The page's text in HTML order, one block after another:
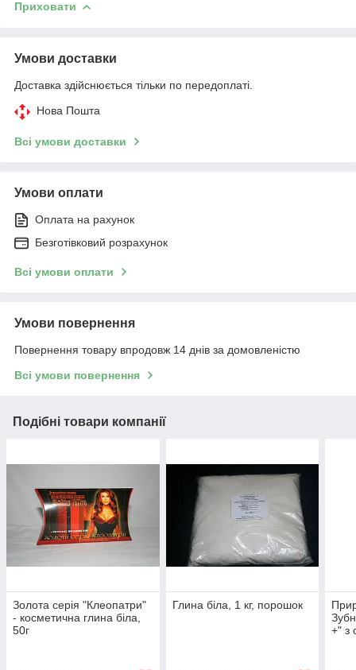
Приховати
Умови доставки
Доставка здійснюється тільки по передоплаті.
Нова Пошта
Всі умови доставки
Умови оплати
Оплата на рахунок
Безготівковий розрахунок
Всі умови оплати
Умови повернення
Повернення товару впродовж 14 днів за домовленістю
Всі умови повернення
Подібні товари компанії
Золота серія "Клеопатри"
- косметична глина біла,
50г
Глина біла, 1 кг, порошок
+" з